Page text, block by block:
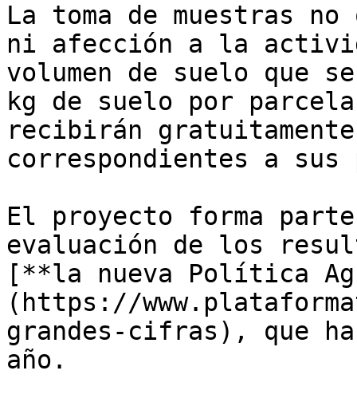
La toma de muestras
ni afección a la
volumen de suelo que
kg de suelo por
recibirán
correspondientes a sus
El proyecto forma
evaluación de los
[**la nueva Política
(https://
grandes-cifras), que
año.